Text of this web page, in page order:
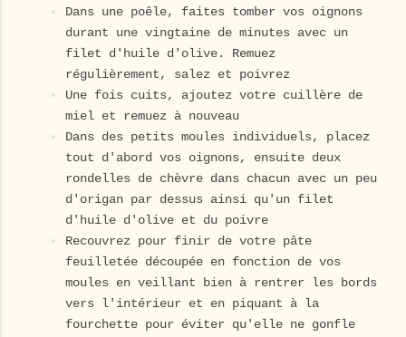
Dans une poêle, faites tomber vos oignons
durant une vingtaine de minutes avec un
filet d'huile d'olive. Remuez
régulièrement, salez et poivrez
Une fois cuits, ajoutez votre cuillère de
miel et remuez à nouveau
Dans des petits moules individuels, placez
tout d'abord vos oignons, ensuite deux
rondelles de chèvre dans chacun avec un peu
d'origan par dessus ainsi qu'un filet
d'huile d'olive et du poivre
Recouvrez pour finir de votre pâte
feuilletée découpée en fonction de vos
moules en veillant bien à rentrer les bords
vers l'intérieur et en piquant à la
fourchette pour éviter qu'elle ne gonfle